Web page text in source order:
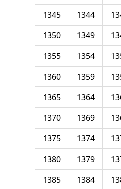
1344
1345
1349
1350
1354
1355
1359
1360
1364
1365
1369
1370
1374
1375
1379
1380
1384
1385